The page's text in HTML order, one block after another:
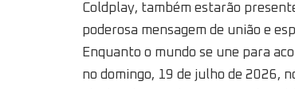
Coldplay, também estarão
poderosa mensagem de união e
Enquanto o mundo se une para
no domingo, 19 de julho de 2026,